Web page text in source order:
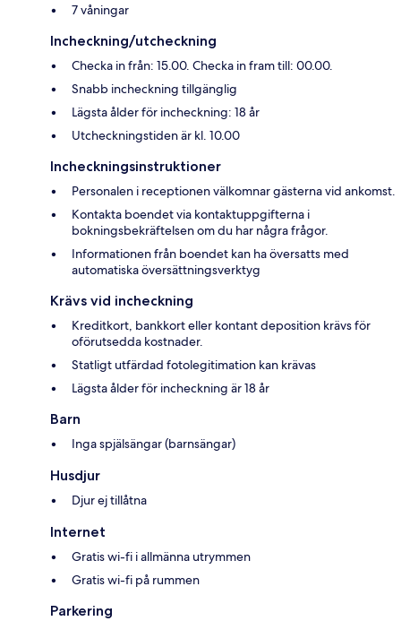
7 våningar
Incheckning/utcheckning
Checka in från: 15.00. Checka in fram till: 00.00.
Snabb incheckning tillgänglig
Lägsta ålder för incheckning: 18 år
Utcheckningstiden är kl. 10.00
Incheckningsinstruktioner
Personalen i receptionen välkomnar gästerna vid ankomst.
Kontakta boendet via kontaktuppgifterna i
bokningsbekräftelsen om du har några frågor.
Informationen från boendet kan ha översatts med
automatiska översättningsverktyg
Krävs vid incheckning
Kreditkort, bankkort eller kontant deposition krävs för
oförutsedda kostnader.
Statligt utfärdad fotolegitimation kan krävas
Lägsta ålder för incheckning är 18 år
Barn
Inga spjälsängar (barnsängar)
Husdjur
Djur ej tillåtna
Internet
Gratis wi-fi i allmänna utrymmen
Gratis wi-fi på rummen
Parkering